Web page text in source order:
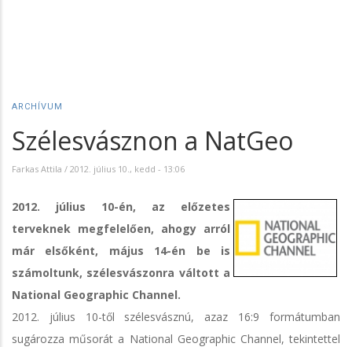
ARCHÍVUM
Szélesvásznon a NatGeo
Farkas Attila / 2012. július 10., kedd - 13:06
2012. július 10-én, az előzetes
terveknek megfelelően, ahogy arról
már elsőként, május 14-én be is
számoltunk, szélesvászonra váltott a
National Geographic Channel.
2012. július 10-től szélesvásznú, azaz 16:9 formátumban
sugározza műsorát a National Geographic Channel, tekintettel